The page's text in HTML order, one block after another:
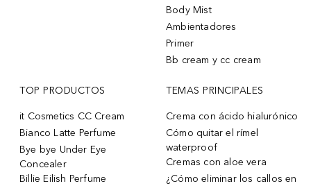
Body Mist
Ambientadores
Primer
Bb cream y cc cream
TOP PRODUCTOS
it Cosmetics CC Cream
Bianco Latte Perfume
Bye bye Under Eye
Concealer
Billie Eilish Perfume
TEMAS PRINCIPALES
Crema con ácido hialurónico
Cómo quitar el rímel
waterproof
Cremas con aloe vera
¿Cómo eliminar los callos en